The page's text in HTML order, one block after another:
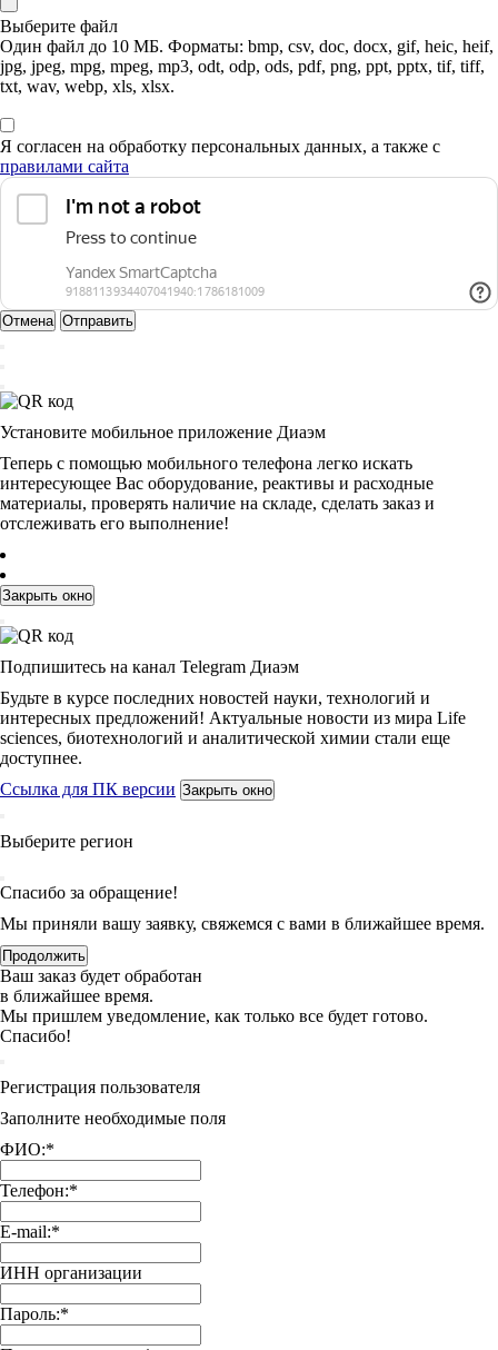
Выберите файл
Один файл до 10 МБ. Форматы: bmp, csv, doc, docx, gif, heic, heif,
jpg, jpeg, mpg, mpeg, mp3, odt, odp, ods, pdf, png, ppt, pptx, tif, tiff,
txt, wav, webp, xls, xlsx.
Я согласен на обработку персональных данных, а также с
правилами сайта
Отмена Отправить
Установите мобильное приложение Диаэм
Теперь с помощью мобильного телефона легко искать
интересующее Вас оборудование, реактивы и расходные
материалы, проверять наличие на складе, сделать заказ и
отслеживать его выполнение!
Закрыть окно
Подпишитесь на канал Telegram Диаэм
Будьте в курсе последних новостей науки, технологий и
интересных предложений! Актуальные новости из мира Life
sciences, биотехнологий и аналитической химии стали еще
доступнее.
Ссылка для ПК версии Закрыть окно
Выберите регион
Спасибо за обращение!
Мы приняли вашу заявку, свяжемся с вами в ближайшее время.
Продолжить
Ваш заказ будет обработан
в ближайшее время.
Мы пришлем уведомление, как только все будет готово.
Спасибо!
Регистрация пользователя
Заполните необходимые поля
ФИО:*
Телефон:*
E-mail:*
ИНН организации
Пароль:*